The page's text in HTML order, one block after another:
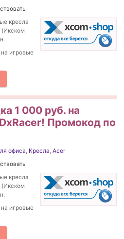
кресла
(Икском
игровые
1 000 руб. на
Промокод по
офиса, Кресла, Acer
кресла
(Икском
игровые